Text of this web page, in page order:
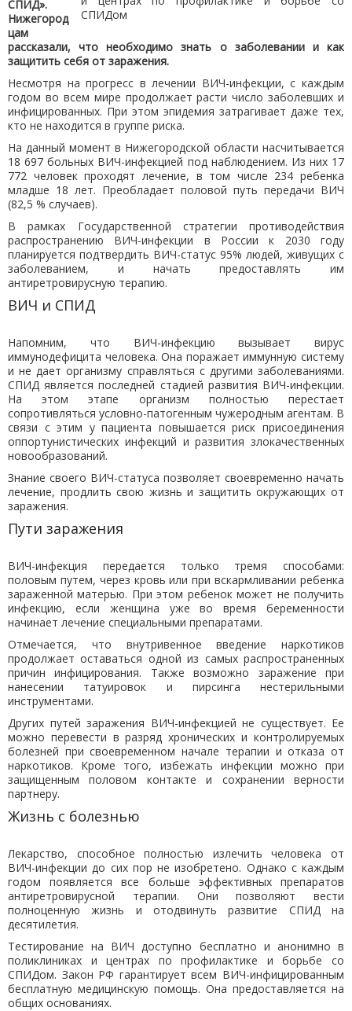
СПИДом
СПИД».
Нижегород
цам
рассказали, что необходимо знать о заболевании и как
защитить себя от заражения.
Несмотря на прогресс в лечении ВИЧ-инфекции, с каждым
годом во всем мире продолжает расти число заболевших и
инфицированных. При этом эпидемия затрагивает даже тех,
кто не находится в группе риска.
На данный момент в Нижегородской области насчитывается
18 697 больных ВИЧ-инфекцией под наблюдением. Из них 17
772 человек проходят лечение, в том числе 234 ребенка
младше 18 лет. Преобладает половой путь передачи ВИЧ
(82,5 % случаев).
В рамках Государственной стратегии противодействия
распространению ВИЧ-инфекции в России к 2030 году
планируется подтвердить ВИЧ-статус 95% людей, живущих с
заболеванием, и начать предоставлять им
антиретровирусную терапию.
ВИЧ и СПИД
Напомним, что ВИЧ-инфекцию вызывает вирус
иммунодефицита человека. Она поражает иммунную систему
и не дает организму справляться с другими заболеваниями.
СПИД является последней стадией развития ВИЧ-инфекции.
На этом этапе организм полностью перестает
сопротивляться условно-патогенным чужеродным агентам. В
связи с этим у пациента повышается риск присоединения
оппортунистических инфекций и развития злокачественных
новообразований.
Знание своего ВИЧ-статуса позволяет своевременно начать
лечение, продлить свою жизнь и защитить окружающих от
заражения.
Пути заражения
ВИЧ-инфекция передается только тремя способами:
половым путем, через кровь или при вскармливании ребенка
зараженной матерью. При этом ребенок может не получить
инфекцию, если женщина уже во время беременности
начинает лечение специальными препаратами.
Отмечается, что внутривенное введение наркотиков
продолжает оставаться одной из самых распространенных
причин инфицирования. Также возможно заражение при
нанесении татуировок и пирсинга нестерильными
инструментами.
Других путей заражения ВИЧ-инфекцией не существует. Ее
можно перевести в разряд хронических и контролируемых
болезней при своевременном начале терапии и отказа от
наркотиков. Кроме того, избежать инфекции можно при
защищенным половом контакте и сохранении верности
партнеру.
Жизнь с болезнью
Лекарство, способное полностью излечить человека от
ВИЧ-инфекции до сих пор не изобретено. Однако с каждым
годом появляется все больше эффективных препаратов
антиретровирусной терапии. Они позволяют вести
полноценную жизнь и отодвинуть развитие СПИД на
десятилетия.
Тестирование на ВИЧ доступно бесплатно и анонимно в
поликлиниках и центрах по профилактике и борьбе со
СПИДом. Закон РФ гарантирует всем ВИЧ-инфицированным
бесплатную медицинскую помощь. Она предоставляется на
общих основаниях.